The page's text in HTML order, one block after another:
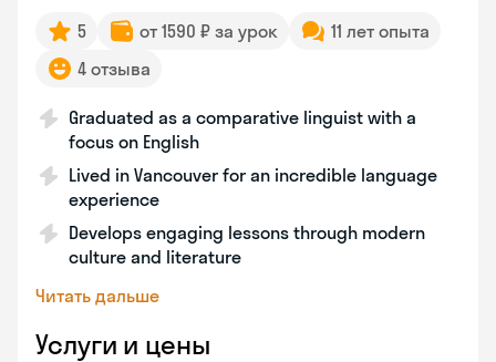
5 от 1590 ₽ за урок
11 лет опыта
4 отзыва
Graduated as a comparative linguist with a
focus on English
Lived in Vancouver for an incredible language
experience
Develops engaging lessons through modern
culture and literature
Читать дальше
Услуги и цены